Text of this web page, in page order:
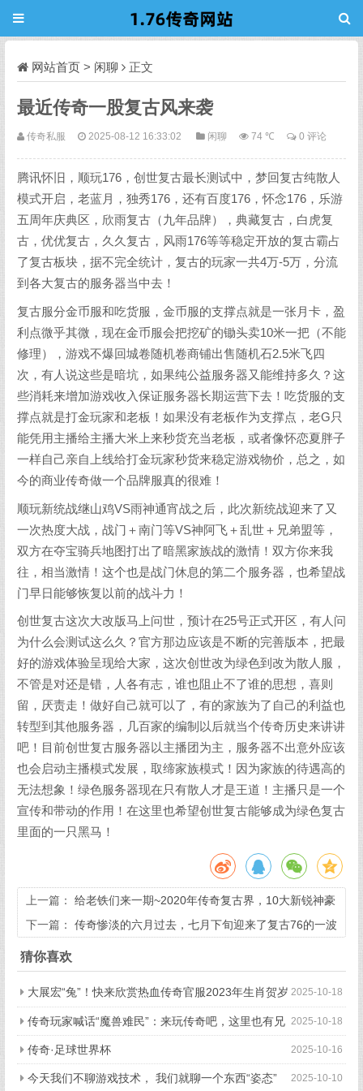
网站首页 > 闲聊 正文
最近传奇一股复古风来袭
传奇私服 2025-08-12 16:33:02 闲聊 74 ℃ 0 评论
腾讯怀旧，顺玩176，创世复古最长测试中，梦回复古纯散人
模式开启，老蓝月，独秀176，还有百度176，怀念176，乐游
五周年庆典区，欣雨复古（九年品牌），典藏复古，白虎复
古，优优复古，久久复古，风雨176等等稳定开放的复古霸占
了复古板块，据不完全统计，复古的玩家一共4万-5万，分流
到各大复古的服务器当中去！
复古服分金币服和吃货服，金币服的支撑点就是一张月卡，盈
利点微乎其微，现在金币服会把挖矿的锄头卖10米一把（不能
修理），游戏不爆回城卷随机卷商铺出售随机石2.5米飞四
次，有人说这些是暗坑，如果纯公益服务器又能维持多久？这
些消耗来增加游戏收入保证服务器长期运营下去！吃货服的支
撑点就是打金玩家和老板！如果没有老板作为支撑点，老G只
能凭用主播给主播大米上来秒货充当老板，或者像怀恋夏胖子
一样自己亲自上线给打金玩家秒货来稳定游戏物价，总之，如
今的商业传奇做一个品牌服真的很难！
顺玩新统战继山鸡VS雨神通宵战之后，此次新统战迎来了又
一次热度大战，战门＋南门等VS神阿飞＋乱世＋兄弟盟等，
双方在夺宝骑兵地图打出了暗黑家族战的激情！双方你来我
往，相当激情！这个也是战门休息的第二个服务器，也希望战
门早日能够恢复以前的战斗力！
创世复古这次大改版马上问世，预计在25号正式开区，有人问
为什么会测试这么久？官方那边应该是不断的完善版本，把最
好的游戏体验呈现给大家，这次创世改为绿色到改为散人服，
不管是对还是错，人各有志，谁也阻止不了谁的思想，喜则
留，厌责走！做好自己就可以了，有的家族为了自己的利益也
转型到其他服务器，几百家的编制以后就当个传奇历史来讲讲
吧！目前创世复古服务器以主播团为主，服务器不出意外应该
也会启动主播模式发展，取缔家族模式！因为家族的待遇高的
无法想象！绿色服务器现在只有散人才是王道！主播只是一个
宣传和带动的作用！在这里也希望创世复古能够成为绿色复古
里面的一只黑马！
上一篇： 给老铁们来一期~2020年传奇复古界，10大新锐神豪
排行榜。
下一篇： 传奇惨淡的六月过去，七月下旬迎来了复古76的一波
开区热潮
猜你喜欢
2025-10-18
大展宏“兔”！快来欣赏热血传奇官服2023年生肖贺岁
套装 2025-10-18
传奇玩家喊话“魔兽难民”：来玩传奇吧，这里也有兄
弟和情怀！ 2025-10-16
传奇·足球世界杯
2025-10-10
今天我们不聊游戏技术， 我们就聊一个东西“姿态”